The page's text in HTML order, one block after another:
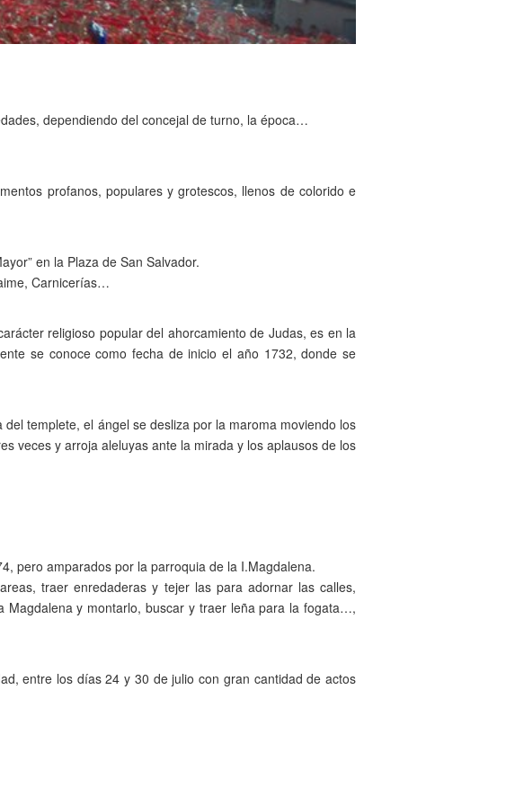
dependiendo del concejal de turno, la época…
profanos, populares y grotescos, llenos de colorido e
en la Plaza de San Salvador.
Carnicerías…
religioso popular del ahorcamiento de Judas, es en la
se conoce como fecha de inicio el año 1732, donde se
templete, el ángel se desliza por la maroma moviendo los
veces y arroja aleluyas ante la mirada y los aplausos de los
pero amparados por la parroquia de la I.Magdalena.
traer enredaderas y tejer las para adornar las calles,
Magdalena y montarlo, buscar y traer leña para la fogata…,
entre los días 24 y 30 de julio con gran cantidad de actos